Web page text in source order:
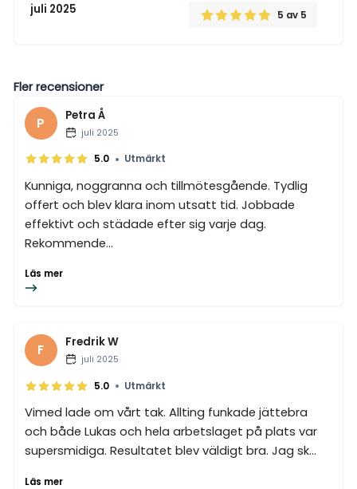
juli 2025 5 av 5
Fler recensioner
P Petra Å
juli 2025
5.0 • Utmärkt
Kunniga, noggranna och tillmötesgående. Tydlig
offert och blev klara inom utsatt tid. Jobbade
effektivt och städade efter sig varje dag.
Rekommende...
Läs mer
F Fredrik W
juli 2025
5.0 • Utmärkt
Vimed lade om vårt tak. Allting funkade jättebra
och både Lukas och hela arbetslaget på plats var
supersmidiga. Resultatet blev väldigt bra. Jag sk...
Läs mer